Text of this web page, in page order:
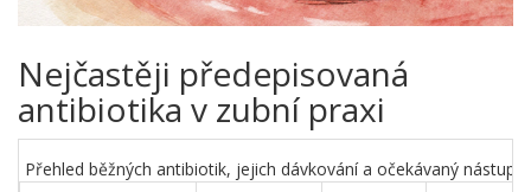
Nejčastěji předepisovaná
antibiotika v zubní praxi
Přehled běžných antibiotik, jejich dávkování a očekávaný nástup